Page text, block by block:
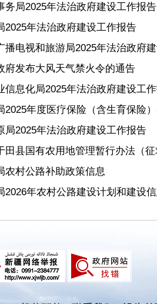
务局2025年法治政府建设工作报告
2025年法治政府建设工作报告
播电视和旅游局2025年法治政府
府发布大风天气禁火令的通告
信息化局2025年法治政府建设工
2025年度医疗保险（含生育保险
局2025年法治政府建设工作报告
田县国有农用地管理暂行办法（
农村公路补助政策信息
2026年农村公路建设计划和建设